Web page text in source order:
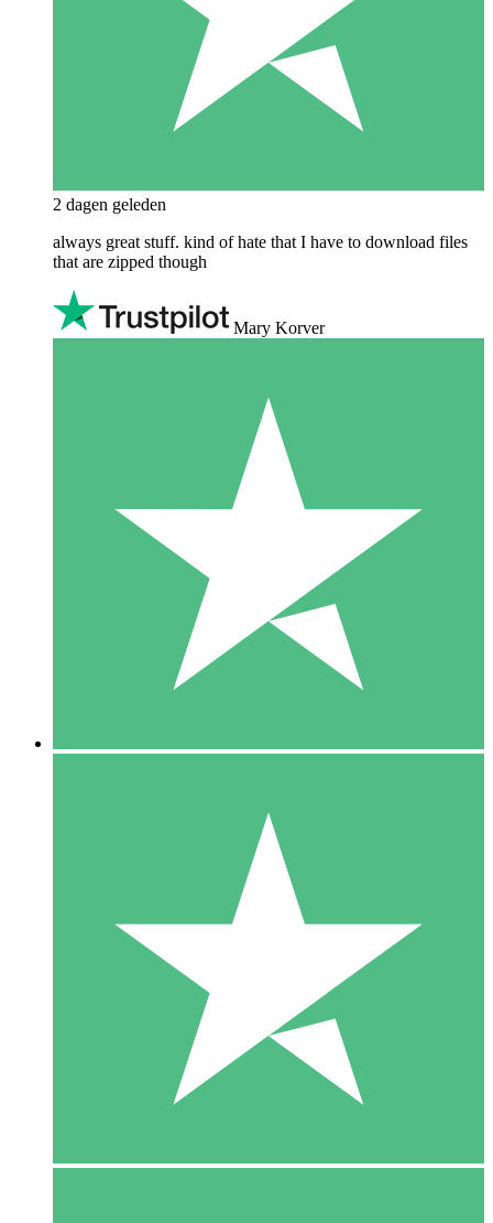
2 dagen geleden
always great stuff. kind of hate that I have to download files
that are zipped though
Mary Korver